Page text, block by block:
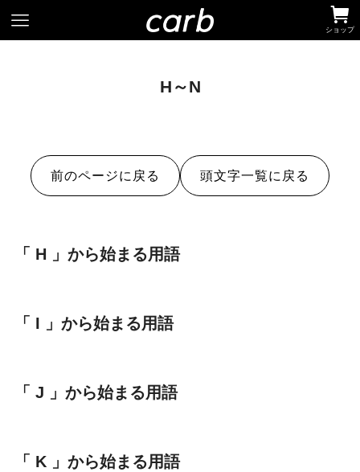
ショップ
H～N
前のページに戻る 頭文字一覧に戻る
「 H 」から始まる用語
「 I 」から始まる用語
「 J 」から始まる用語
「 K 」から始まる用語